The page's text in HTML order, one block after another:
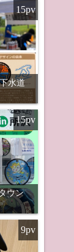
水道
15pv
ウン
15pv
9pv